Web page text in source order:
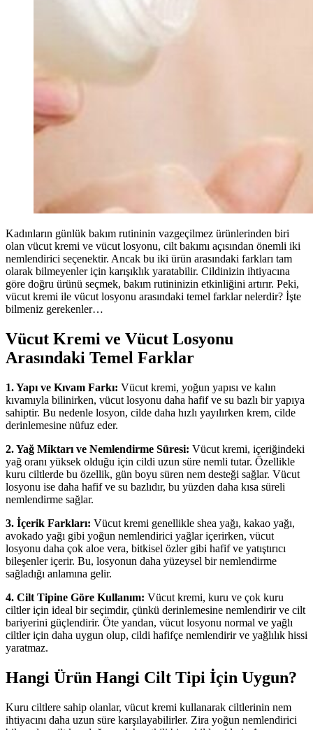
Kadınların günlük bakım rutininin vazgeçilmez ürünlerinden biri
olan vücut kremi ve vücut losyonu, cilt bakımı açısından önemli iki
nemlendirici seçenektir. Ancak bu iki ürün arasındaki farkları tam
olarak bilmeyenler için karışıklık yaratabilir. Cildinizin ihtiyacına
göre doğru ürünü seçmek, bakım rutininizin etkinliğini artırır. Peki,
vücut kremi ile vücut losyonu arasındaki temel farklar nelerdir? İşte
bilmeniz gerekenler…
Vücut Kremi ve Vücut Losyonu
Arasındaki Temel Farklar
1. Yapı ve Kıvam Farkı: Vücut kremi, yoğun yapısı ve kalın
kıvamıyla bilinirken, vücut losyonu daha hafif ve su bazlı bir yapıya
sahiptir. Bu nedenle losyon, cilde daha hızlı yayılırken krem, cilde
derinlemesine nüfuz eder.
2. Yağ Miktarı ve Nemlendirme Süresi: Vücut kremi, içeriğindeki
yağ oranı yüksek olduğu için cildi uzun süre nemli tutar. Özellikle
kuru ciltlerde bu özellik, gün boyu süren nem desteği sağlar. Vücut
losyonu ise daha hafif ve su bazlıdır, bu yüzden daha kısa süreli
nemlendirme sağlar.
3. İçerik Farkları: Vücut kremi genellikle shea yağı, kakao yağı,
avokado yağı gibi yoğun nemlendirici yağlar içerirken, vücut
losyonu daha çok aloe vera, bitkisel özler gibi hafif ve yatıştırıcı
bileşenler içerir. Bu, losyonun daha yüzeysel bir nemlendirme
sağladığı anlamına gelir.
4. Cilt Tipine Göre Kullanım: Vücut kremi, kuru ve çok kuru
ciltler için ideal bir seçimdir, çünkü derinlemesine nemlendirir ve cilt
bariyerini güçlendirir. Öte yandan, vücut losyonu normal ve yağlı
ciltler için daha uygun olup, cildi hafifçe nemlendirir ve yağlılık hissi
yaratmaz.
Hangi Ürün Hangi Cilt Tipi İçin Uygun?
Kuru ciltlere sahip olanlar, vücut kremi kullanarak ciltlerinin nem
ihtiyacını daha uzun süre karşılayabilirler. Zira yoğun nemlendirici